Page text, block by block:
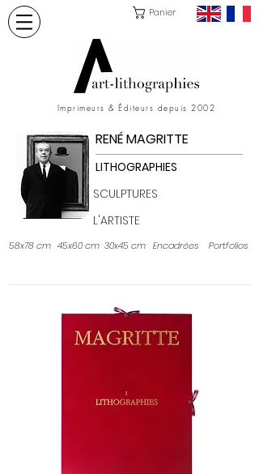
Panier
Imprimeurs & Éditeurs depuis 2002
RENÉ MAGRITTE
LITHOGRAPHIES
SCULPTURES
L'ARTISTE
58x78 cm 45x60 cm 30x45 cm Encadrées Portfolios